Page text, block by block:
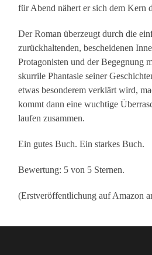
für Abend nähert er sich dem Kern
Der Roman überzeugt durch die
zurückhaltenden, bescheidenen
Protagonisten und der Begegnung
skurrile Phantasie seiner
etwas besonderem verklärt wird,
kommt dann eine wuchtige
laufen zusammen.
Ein gutes Buch. Ein starkes Buch.
Bewertung: 5 von 5 Sternen.
(Erstveröffentlichung auf Amazon